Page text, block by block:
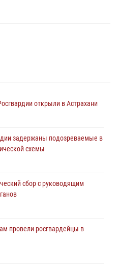
открыли в Астрахани
задержаны подозреваемые в
схемы
сбор с руководящим
провели росгвардейцы в